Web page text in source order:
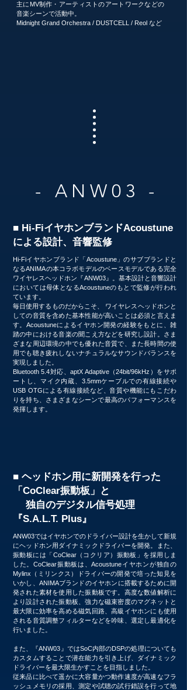
主にMV制作・アーティストのアートワークなどの
音楽シーンで活動中。
Midnight Grand Orchestra / DUSTCELL / Reol など
- ANW03 -
■ Hi-FiイヤホンブランドAcoustune
による設計、音響監修
Hi-Fiイヤホンブランド「Acoustune」のサブブランドと
なるANIMAの本コラボモデルのベースモデルである完全
ワイヤレスヘッドホン『ANW03』。基本設計と音響設計
においては母体となるAcoustuneのもとで監修が行われ
ています。
毎日使用するものだからこそ
ワイヤレスヘッドホンと
しての音質を含めた基本性能が高いことは必須と言えま
す。Acoustuneによるイヤホン開発の経験をもとに、雑
踏の中における音楽の聞こえ方などを研究し設計。さま
ざまな周辺環境の中でも優れた音質で、また長時間の使
用でも聴き疲れしないナチュラルなサウンドバランスを
実現しました。
Bluetooth 5.4対応、aptX Adaptive（24bit/96kHz）をサポ
ートし、マイク内蔵、3.5mmケーブルでの有線接続や
USB OTGによる有線接続など 、音質や機能にもこだわ
りを持ち
さまざまなシーンで最高のパフォーマンスを
発揮します。
■ ヘッドホン用に新開発を行った
「CoClear振動板」と
独自のデジタル信号処理
『S.A.L.T. Plus』
ANW03ではイヤホンでのドライバー設計を生かして新規
にヘッドホン用ダイナミックドライバーを開発。また、
振動板には「CoClear（コクリア）振動板」を採用しま
した。CoClear振動板は、Acoustuneイヤホンが独自の
Mylinx（ミリンクス）ドライバーの開発で培った知見を
いかし、ANIMAブランドのイヤホンに搭載するために開
発された素材を使用した振動板です。高度な数値解析に
より設計された振動板、強力な磁束密度のマグネットと
最大限に効率を高める磁気回路、高級イヤホンにも使用
される音質調整フィルターなどを吟味、選定し最適化を
行いました。
また、『ANW03』ではSoC内部のDSPの処理についても
カスタムすることで潜在能力を引き上げ、ダイナミック
ドライバーを最大限生かすことを目指しました。
従来品に比べて遥かに大容量かつ動作速度が高速なフラ
ッシュメモリの採用、測定や試聴の試行錯誤を行って地